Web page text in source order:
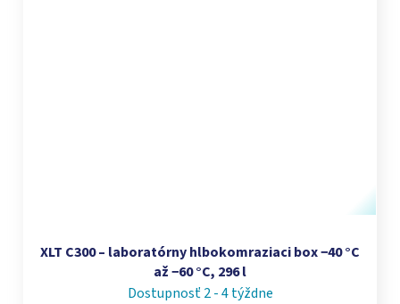
XLT C300 – laboratórny hlbokomraziaci box −40 °C
až −60 °C, 296 l
Dostupnosť 2 - 4 týždne